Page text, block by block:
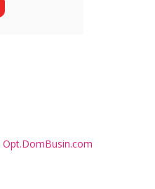
Opt.DomBusin.com